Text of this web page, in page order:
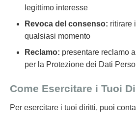
legittimo interesse
Revoca del consenso: ritirare
qualsiasi momento
Reclamo: presentare reclamo
per la Protezione dei Dati
Come Esercitare i Tuoi
Per esercitare i tuoi diritti, puoi